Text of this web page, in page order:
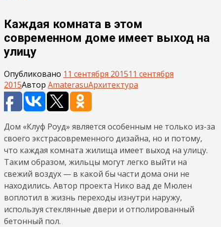
Каждая комната в этом
современном доме имеет выход на
улицу
Опубликовано 11 сентября 201511 сентября
2015Автор AmaterasuАрхитектура
Дом «Клуф Роуд» является особенным не только из-за
своего экстрасовременного дизайна, но и потому,
что каждая комната жилища имеет выход на улицу.
Таким образом, жильцы могут легко выйти на
свежий воздух — в какой бы части дома они не
находились. Автор проекта Нико вад де Мюлен
воплотил в жизнь переходы изнутри наружу,
используя стеклянные двери и отполированный
бетонный пол.